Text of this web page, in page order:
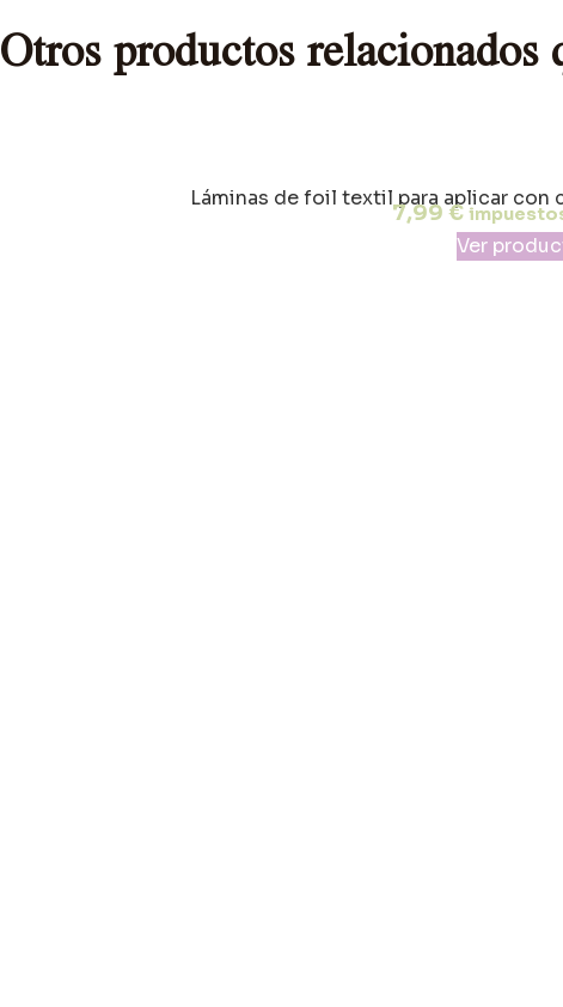
Otros productos relacionados
Láminas de foil textil para aplicar con
7,99€
Ver